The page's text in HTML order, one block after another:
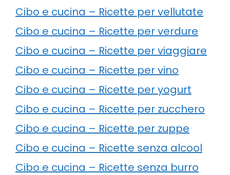
Cibo e cucina – Ricette per vellutate
Cibo e cucina – Ricette per verdure
Cibo e cucina – Ricette per viaggiare
Cibo e cucina – Ricette per vino
Cibo e cucina – Ricette per yogurt
Cibo e cucina – Ricette per zucchero
Cibo e cucina – Ricette per zuppe
Cibo e cucina – Ricette senza alcool
Cibo e cucina – Ricette senza burro